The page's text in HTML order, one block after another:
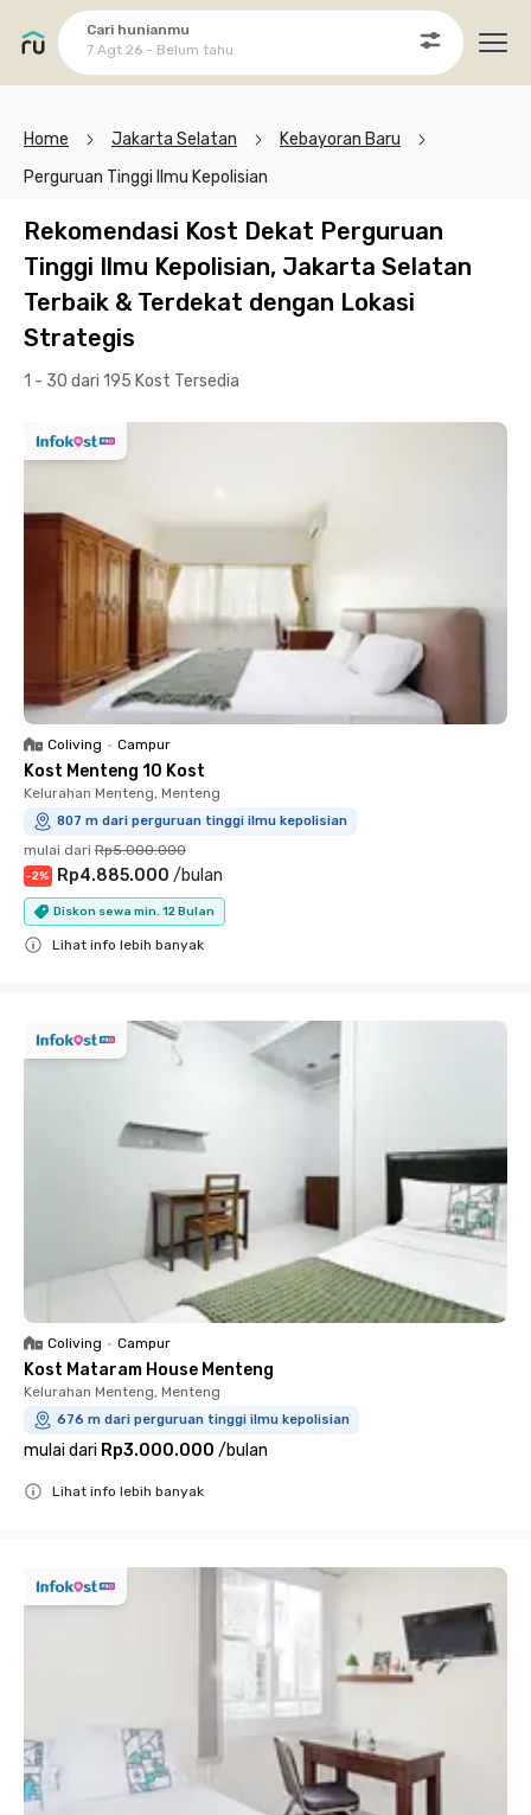
Cari hunianmu
7 Agt 26 - Belum tahu
Home Jakarta Selatan
Kebayoran Baru
Perguruan Tinggi Ilmu Kepolisian
Rekomendasi Kost Dekat Perguruan
Tinggi Ilmu Kepolisian, Jakarta Selatan
Terbaik & Terdekat dengan Lokasi
Strategis
1 - 30 dari 195 Kost Tersedia
Coliving • Campur
Kost Menteng 10 Kost
Kelurahan Menteng, Menteng
807 m dari perguruan tinggi ilmu kepolisian
mulai dari Rp5.000.000
-2% Rp4.885.000 /bulan
Diskon sewa min. 12 Bulan
Lihat info lebih banyak
Coliving • Campur
Kost Mataram House Menteng
Kelurahan Menteng, Menteng
676 m dari perguruan tinggi ilmu kepolisian
mulai dari Rp3.000.000 /bulan
Lihat info lebih banyak